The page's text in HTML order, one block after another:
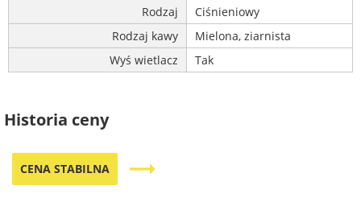
Rodzaj
Ciśnieniowy
Rodzaj kawy
Mielona, ziarnista
Wyś wietlacz
Tak
Historia ceny
CENA STABILNA trending_flat